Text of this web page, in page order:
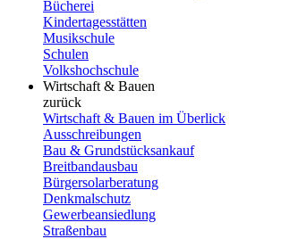
Bücherei
Kindertagesstätten
Musikschule
Schulen
Volkshochschule
Wirtschaft & Bauen
zurück
Wirtschaft & Bauen im Überlick
Ausschreibungen
Bau & Grundstücksankauf
Breitbandausbau
Bürgersolarberatung
Denkmalschutz
Gewerbeansiedlung
Straßenbau